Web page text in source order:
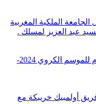
الملكية المغربية
عبد العزيز لمسلك .
افتتاح التسجيل بمدرسة كرة القدم للموسم الكروي 2024-
أولمبيك خريبكة مع